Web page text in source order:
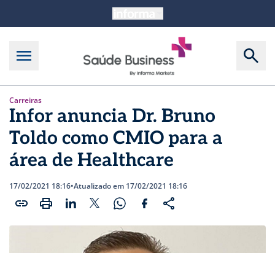
Carreiras
Infor anuncia Dr. Bruno
Toldo como CMIO para a
área de Healthcare
17/02/2021 18:16•Atualizado em 17/02/2021 18:16